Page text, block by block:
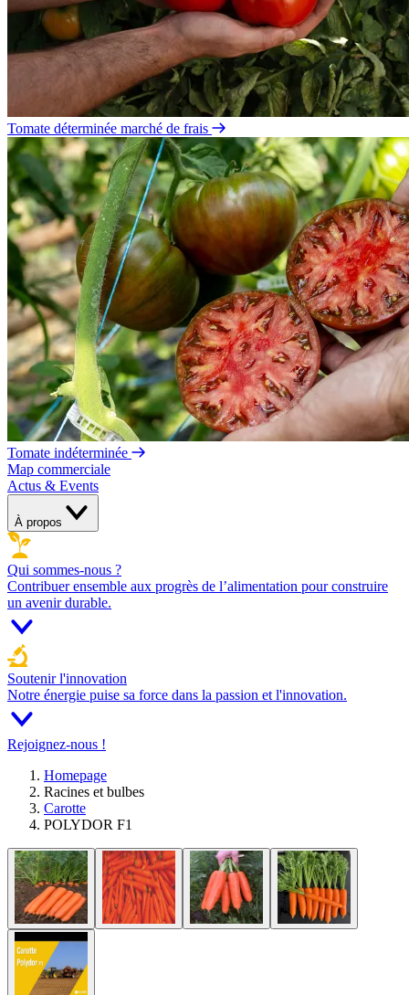
Tomate déterminée marché de frais
Tomate indéterminée
Map commerciale
Actus & Events
À propos
Qui sommes-nous ?
Contribuer ensemble aux progrès de l’alimentation pour construire
un avenir durable.
Soutenir l'innovation
Notre énergie puise sa force dans la passion et l'innovation.
Rejoignez-nous !
Homepage
Racines et bulbes
Carotte
POLYDOR F1